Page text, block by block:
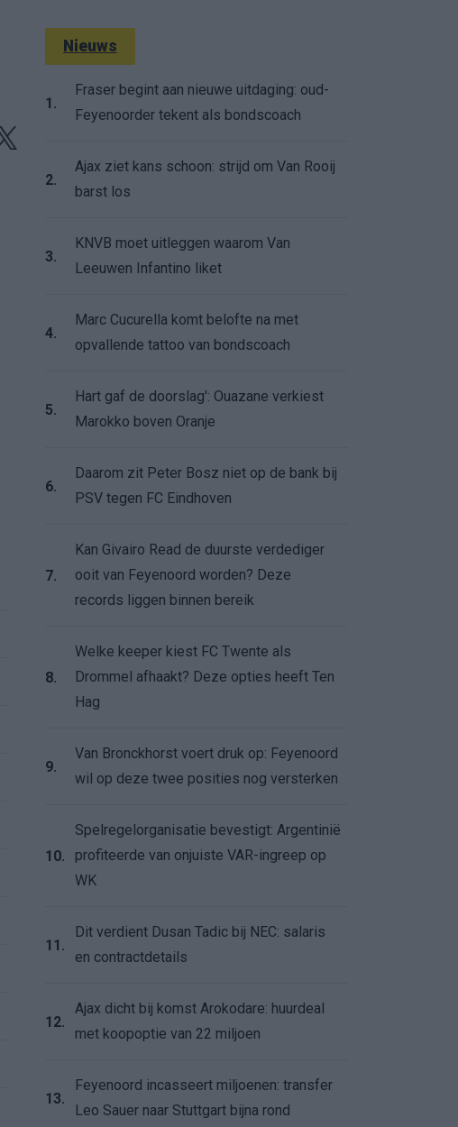
Nieuws
1.
Fraser begint aan nieuwe uitdaging: oud-
Feyenoorder tekent als bondscoach
2.
Ajax ziet kans schoon: strijd om Van Rooij
barst los
3.
KNVB moet uitleggen waarom Van
Leeuwen Infantino liket
4.
Marc Cucurella komt belofte na met
opvallende tattoo van bondscoach
5.
Hart gaf de doorslag': Ouazane verkiest
Marokko boven Oranje
6.
Daarom zit Peter Bosz niet op de bank bij
PSV tegen FC Eindhoven
7.
Kan Givairo Read de duurste verdediger
ooit van Feyenoord worden? Deze
records liggen binnen bereik
8.
Welke keeper kiest FC Twente als
Drommel afhaakt? Deze opties heeft Ten
Hag
9.
Van Bronckhorst voert druk op: Feyenoord
wil op deze twee posities nog versterken
10.
Spelregelorganisatie bevestigt: Argentinië
profiteerde van onjuiste VAR-ingreep op
WK
11.
Dit verdient Dusan Tadic bij NEC: salaris
en contractdetails
12.
Ajax dicht bij komst Arokodare: huurdeal
met koopoptie van 22 miljoen
13.
Feyenoord incasseert miljoenen: transfer
Leo Sauer naar Stuttgart bijna rond